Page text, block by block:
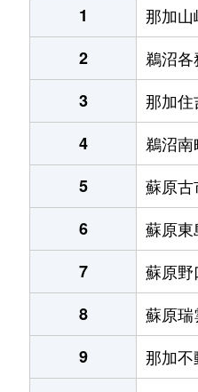
1
那加
2
鵜沼
3
那加
4
鵜沼南
5
蘇原
6
蘇原
7
蘇原
8
蘇原
9
那加不